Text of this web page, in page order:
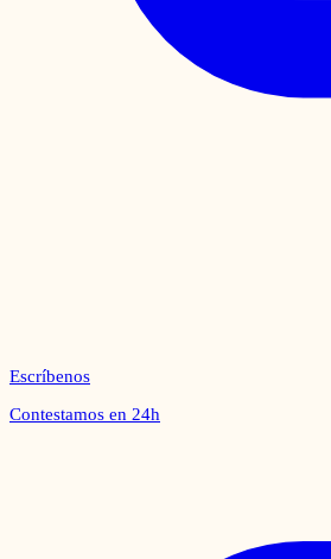
Escríbenos
Contestamos en 24h